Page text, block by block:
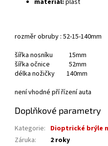
materiál: plast
rozměr obruby : 52-15-140mm
šířka nosníku 15mm
šířka očnice 52mm
délka nožičky 140mm
není vhodné pří řízení auta
Doplňkové parametry
Kategorie: Dioptrické brýle
Záruka:
2 roky